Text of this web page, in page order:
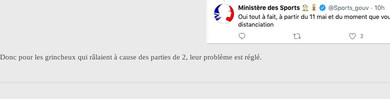
Donc pour les grincheux qui râlaient à cause des parties de 2, leur problème est réglé.